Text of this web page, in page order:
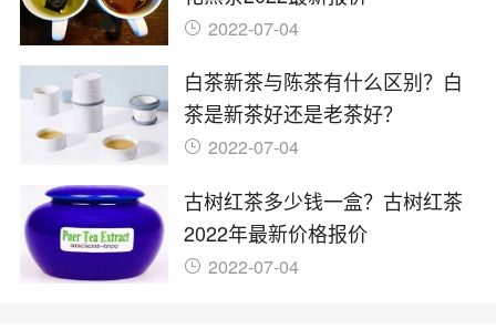
2022-07-04
白茶新茶与陈茶有什么区别？白
茶是新茶好还是老茶好？
2022-07-04
古树红茶多少钱一盒？古树红茶
2022年最新价格报价
2022-07-04